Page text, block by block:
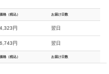
価格（税込） お届け日数
4,323円 翌日
6,743円 翌日
価格（税込） お届け日数